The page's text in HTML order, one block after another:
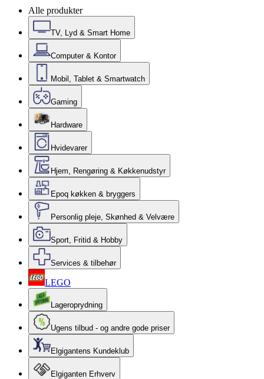
Alle produkter
TV, Lyd & Smart Home
Computer & Kontor
Mobil, Tablet & Smartwatch
Gaming
Hardware
Hvidevarer
Hjem, Rengøring & Køkkenudstyr
Epoq køkken & bryggers
Personlig pleje, Skønhed & Velvære
Sport, Fritid & Hobby
Services & tilbehør
LEGO
Lageroprydning
Ugens tilbud - og andre gode priser
Elgigantens Kundeklub
Elgiganten Erhverv